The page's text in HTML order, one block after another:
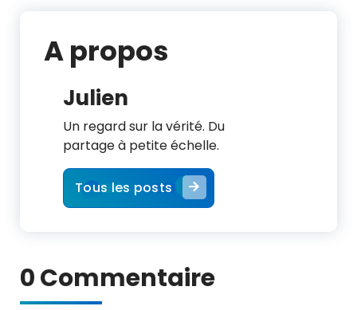
A propos
Julien
Un regard sur la vérité. Du
partage à petite échelle.
Tous les posts
0 Commentaire